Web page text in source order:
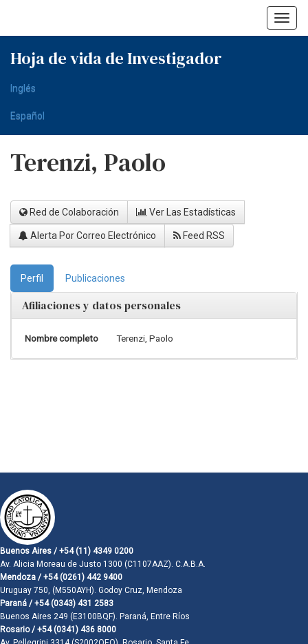
Hoja de vida de Investigador
Inglés
Español
Terenzi, Paolo
Red de Colaboración Ver Las Estadísticas
Alerta Por Correo Electrónico Feed RSS
Perfil Publicaciones
Afiliaciones y datos personales
Nombre completo Terenzi, Paolo
Buenos Aires / +54 (11) 4349 0200
Av. Alicia Moreau de Justo 1300 (C1107AAZ). C.A.B.A.
Mendoza / +54 (0261) 442 9400
Uruguay 750, (M550AYH). Godoy Cruz, Mendoza
Paraná / +54 (0343) 431 2583
Buenos Aires 249 (E3100BQF). Paraná, Entre Ríos
Rosario / +54 (0341) 436 8000